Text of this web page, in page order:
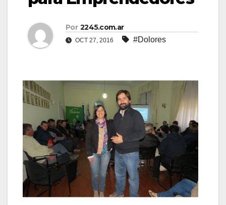
Por 2245.com.ar
OCT 27, 2016 #Dolores